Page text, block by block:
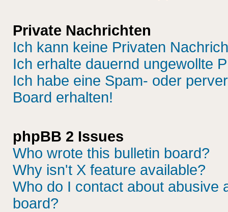
Private Nachrichten
Ich kann keine Privaten
Ich erhalte dauernd ungewollte
Ich habe eine Spam- oder
Board erhalten!
phpBB 2 Issues
Who wrote this bulletin board?
Why isn't X feature available?
Who do I contact about abusive
board?